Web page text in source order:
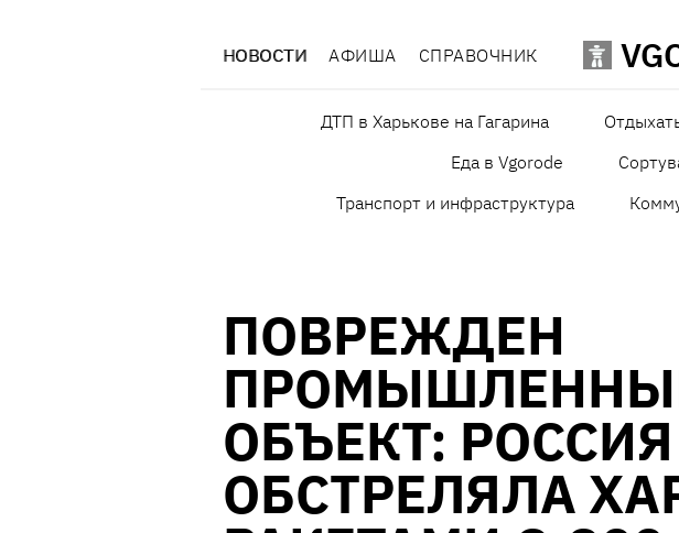
НОВОСТИ АФИША СПРАВОЧНИК
ДТП в Харькове на Гагарина
Еда в Vgorode
Транспорт и инфраструктура
ПОВРЕЖДЕН
ОБЪЕКТ: РОССИЯ
ОБСТРЕЛЯЛА